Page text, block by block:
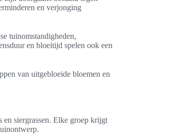
en verjonging
tuinomstandigheden,
en bloeitijd spelen ook een
van uitgebloeide bloemen en
en siergrassen. Elke groep krijgt